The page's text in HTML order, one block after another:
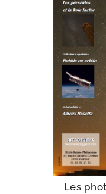
Les